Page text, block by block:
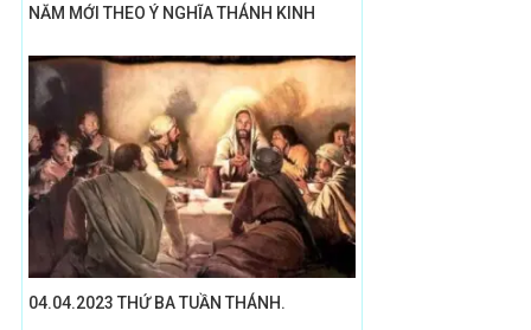
NĂM MỚI THEO Ý NGHĨA THÁNH KINH
04.04.2023 THỨ BA TUẦN THÁNH.